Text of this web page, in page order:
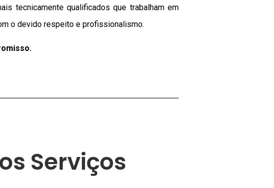
tecnicamente qualificados que trabalham em
o devido respeito e profissionalismo.
Serviços